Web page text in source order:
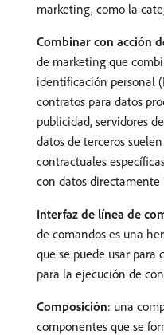
marketing, como la
Combinar con acción
de marketing que
identificación personal
contratos para datos
publicidad, servidores
datos de terceros
contractuales
con datos directamente
Interfaz de línea de
de comandos es una
que se puede usar para
para la ejecución de
Composición: una
componentes que se